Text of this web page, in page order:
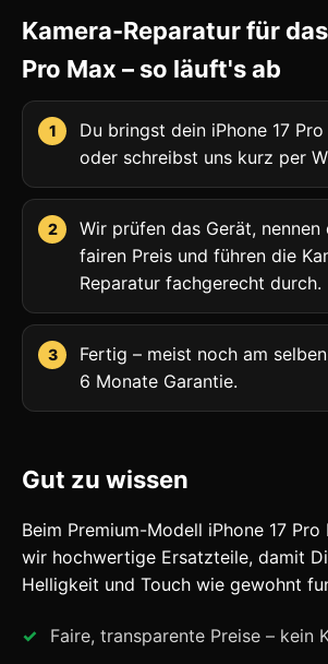
Kamera-Reparatur für
Pro Max – so läuft's ab
Du bringst dein iPhone 17
oder schreibst uns kurz per
Wir prüfen das Gerät, nennen
fairen Preis und führen die
Reparatur fachgerecht durch.
Fertig – meist noch am
6 Monate Garantie.
Gut zu wissen
Beim Premium-Modell iPhone 17
wir hochwertige Ersatzteile, damit
Helligkeit und Touch wie gewohnt
Faire, transparente Preise – kein